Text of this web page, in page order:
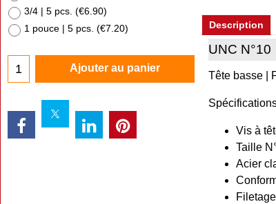
3/4 | 5 pcs. (€6.90)
1 pouce | 5 pcs. (€7.20)
Ajouter au panier
Description
UNC N°10
Tête basse |
Vis à
Taille
Acier